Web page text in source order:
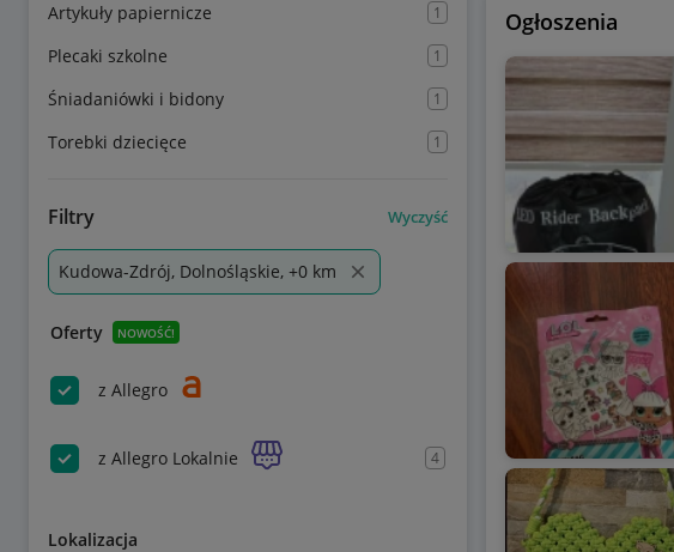
Artykuły papiernicze 1
Plecaki szkolne 1
Śniadaniówki i bidony 1
Torebki dziecięce 1
Filtry Wyczyść
Kudowa-Zdrój, Dolnośląskie, +0 km
Oferty NOWOŚĆ!
z Allegro
z Allegro Lokalnie 4
Lokalizacja
Ogłoszenia